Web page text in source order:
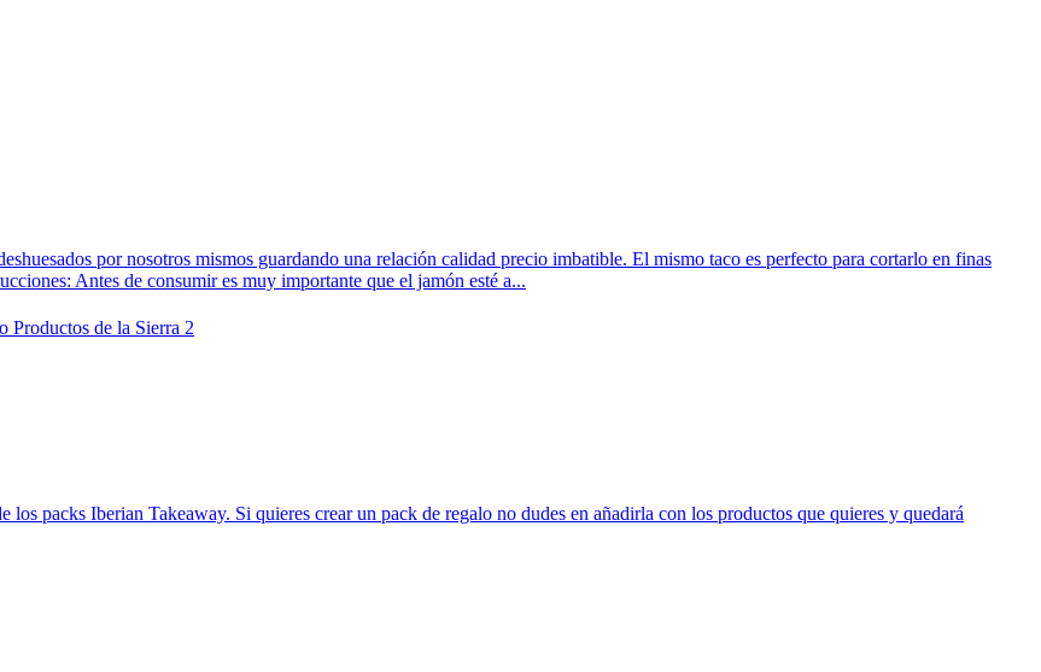
por nosotros mismos guardando una relación calidad precio imbatible. El mismo taco es perfecto para cortarlo en finas
Antes de consumir es muy importante que el jamón esté a...
los packs Iberian Takeaway. Si quieres crear un pack de regalo no dudes en añadirla con los productos que quieres y quedará